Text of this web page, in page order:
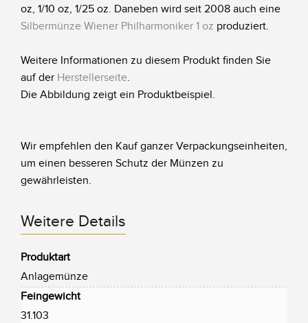
oz, 1/10 oz, 1/25 oz. Daneben wird seit 2008 auch eine
Silbermünze Wiener Philharmoniker 1 oz produziert.
Weitere Informationen zu diesem Produkt finden Sie
auf der Herstellerseite.
Die Abbildung zeigt ein Produktbeispiel.
Wir empfehlen den Kauf ganzer Verpackungseinheiten,
um einen besseren Schutz der Münzen zu
gewährleisten.
Weitere Details
Produktart
Anlagemünze
Feingewicht
31.103